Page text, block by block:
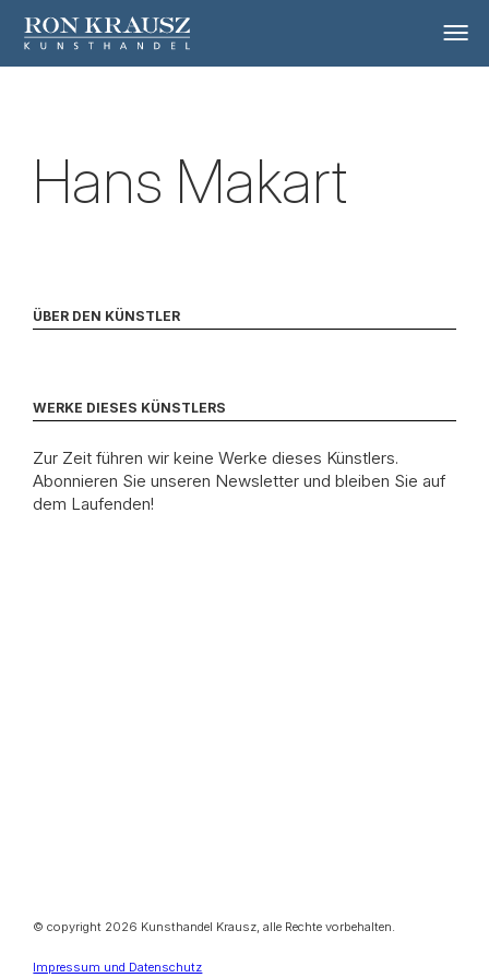
Hans Makart
ÜBER DEN KÜNSTLER
WERKE DIESES KÜNSTLERS
Zur Zeit führen wir keine Werke dieses Künstlers.
Abonnieren Sie unseren Newsletter und bleiben Sie auf
dem Laufenden!
© copyright 2026 Kunsthandel Krausz, alle Rechte vorbehalten.
Impressum und Datenschutz